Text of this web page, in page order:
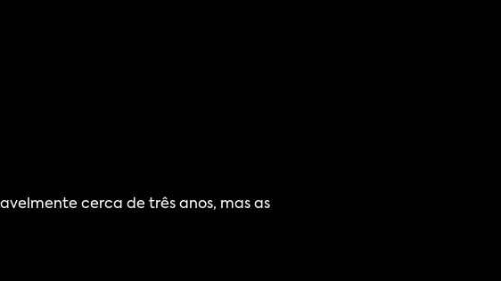
cerca de três anos, mas as